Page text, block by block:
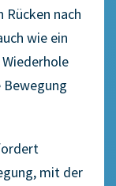
Rücken nach
wie ein
mit der